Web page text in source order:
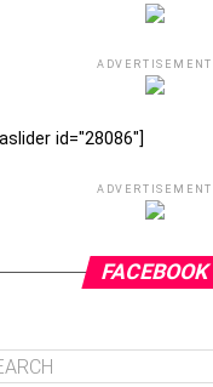
ADVERTISEMENT
id="28086"]
ADVERTISEMENT
FACEBOOK